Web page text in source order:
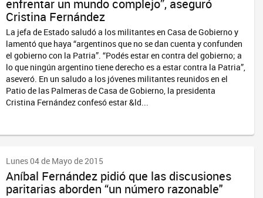
enfrentar un mundo complejo”, aseguró
Cristina Fernández
La jefa de Estado saludó a los militantes en Casa de Gobierno y
lamentó que haya “argentinos que no se dan cuenta y confunden
el gobierno con la Patria”. “Podés estar en contra del gobierno; a
lo que ningún argentino tiene derecho es a estar contra la Patria”,
aseveró. En un saludo a los jóvenes militantes reunidos en el
Patio de las Palmeras de Casa de Gobierno, la presidenta
Cristina Fernández confesó estar &ld...
Lunes 04 de Mayo de 2015
Aníbal Fernández pidió que las discusiones
paritarias aborden “un número razonable"